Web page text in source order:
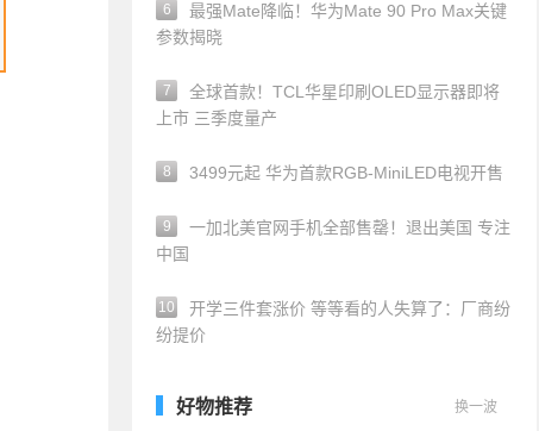
6
最强Mate降临！华为Mate 90 Pro Max关键
参数揭晓
7
全球首款！TCL华星印刷OLED显示器即将
上市 三季度量产
8 3499元起 华为首款RGB-MiniLED电视开售
9
一加北美官网手机全部售罄！退出美国 专注
中国
10
开学三件套涨价 等等看的人失算了：厂商纷
纷提价
好物推荐 换一波